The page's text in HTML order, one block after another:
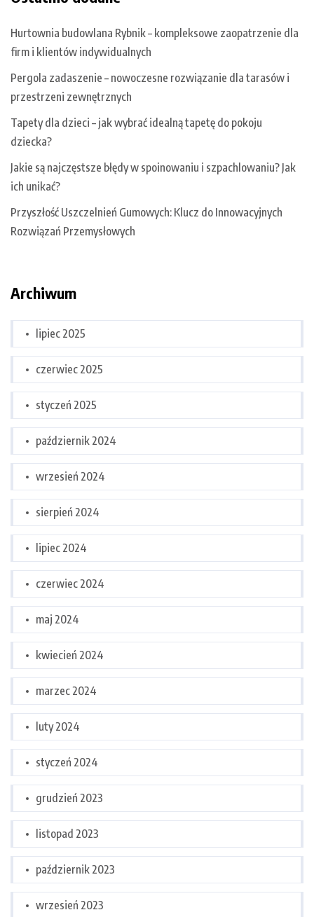
Hurtownia budowlana Rybnik – kompleksowe zaopatrzenie dla
firm i klientów indywidualnych
Pergola zadaszenie – nowoczesne rozwiązanie dla tarasów i
przestrzeni zewnętrznych
Tapety dla dzieci – jak wybrać idealną tapetę do pokoju
dziecka?
Jakie są najczęstsze błędy w spoinowaniu i szpachlowaniu? Jak
ich unikać?
Przyszłość Uszczelnień Gumowych: Klucz do Innowacyjnych
Rozwiązań Przemysłowych
Archiwum
lipiec 2025
czerwiec 2025
styczeń 2025
październik 2024
wrzesień 2024
sierpień 2024
lipiec 2024
czerwiec 2024
maj 2024
kwiecień 2024
marzec 2024
luty 2024
styczeń 2024
grudzień 2023
listopad 2023
październik 2023
wrzesień 2023